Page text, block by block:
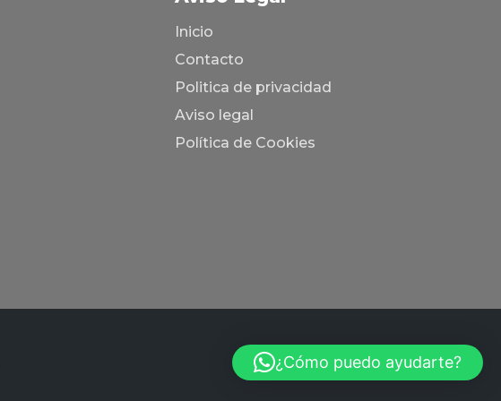
Inicio
Contacto
Politica de privacidad
Aviso legal
Política de Cookies
¿Cómo puedo ayudarte?